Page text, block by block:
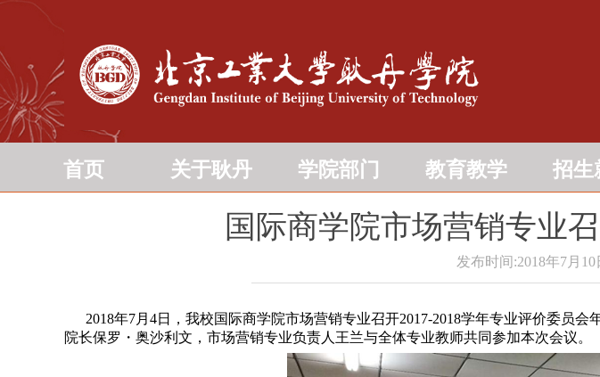
首页 关于耿丹 学院部门 教育教学 招生
国际商学院市场营销专业
发布时间:2018年7月10
2018年7月4日，我校国际商学院市场营销专业召开2017-2018学年专业评价委员
院长保罗・奥沙利文，市场营销专业负责人王兰与全体专业教师共同参加本次会议。